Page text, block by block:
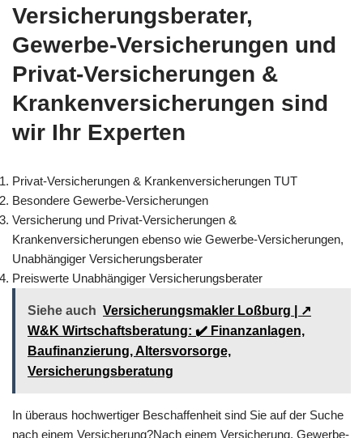
Versicherungsberater,
Gewerbe-Versicherungen und
Privat-Versicherungen &
Krankenversicherungen sind
wir Ihr Experten
Privat-Versicherungen & Krankenversicherungen TUT
Besondere Gewerbe-Versicherungen
Versicherung und Privat-Versicherungen &
Krankenversicherungen ebenso wie Gewerbe-Versicherungen,
Unabhängiger Versicherungsberater
Preiswerte Unabhängiger Versicherungsberater
Siehe auch Versicherungsmakler Loßburg | ↗️
W&K Wirtschaftsberatung: ✔️ Finanzanlagen,
Baufinanzierung, Altersvorsorge,
Versicherungsberatung
In überaus hochwertiger Beschaffenheit sind Sie auf der Suche
nach einem Versicherung?Nach einem Versicherung, Gewerbe-